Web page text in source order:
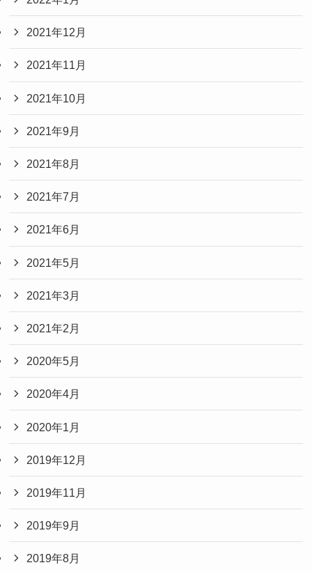
2021年12月
2021年11月
2021年10月
2021年9月
2021年8月
2021年7月
2021年6月
2021年5月
2021年3月
2021年2月
2020年5月
2020年4月
2020年1月
2019年12月
2019年11月
2019年9月
2019年8月